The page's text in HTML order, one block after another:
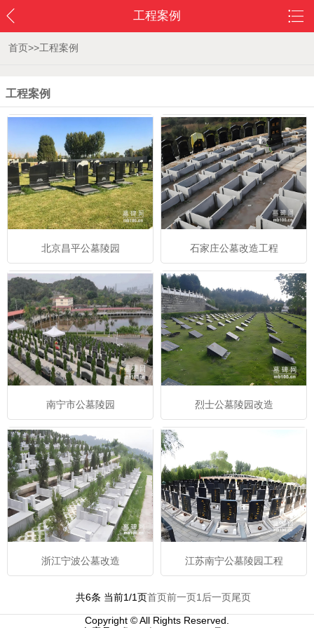
工程案例
首页>>工程案例
工程案例
北京昌平公墓陵园 石家庄公墓改造工程
南宁市公墓陵园 烈士公墓陵园改造
浙江宁波公墓改造 江苏南宁公墓陵园工程
共6条 当前1/1页首页前一页1 后一页尾页
Copyright © All Rights Reserved.